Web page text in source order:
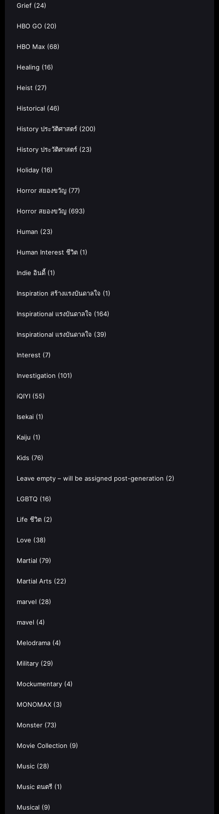
Grief (24)
HBO GO (20)
HBO Max (68)
Healing (16)
Heist (27)
Historical (46)
History ประวัติศาสตร์ (200)
History ประวัติศาสตร์ (23)
Holiday (16)
Horror สยองขวัญ (77)
Horror สยองขวัญ (693)
Human (23)
Human Interest ชีวิต (1)
Indie อินดี้ (1)
Inspiration สร้างแรงบันดาลใจ (1)
Inspirational แรงบันดาลใจ (164)
Inspirational แรงบันดาลใจ (39)
Interest (7)
Investigation (101)
iQIYI (55)
Isekai (1)
Kaiju (1)
Kids (76)
Leave empty – will be assigned post-generation (2)
LGBTQ (16)
Life ชีวิต (2)
Love (38)
Martial (79)
Martial Arts (22)
marvel (28)
mavel (4)
Melodrama (4)
Military (29)
Mockumentary (4)
MONOMAX (3)
Monster (73)
Movie Collection (9)
Music (28)
Music ดนตรี (1)
Musical (9)